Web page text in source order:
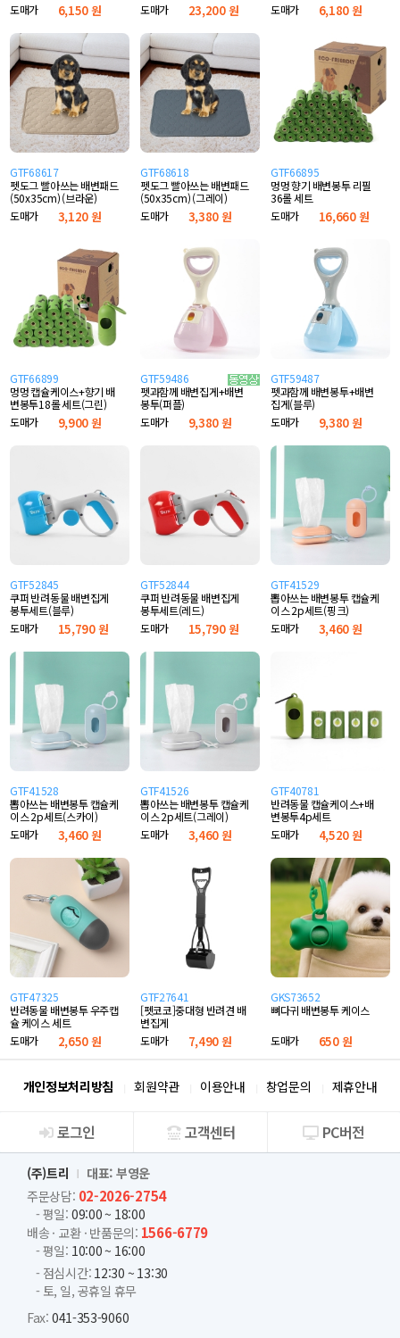
도매가
6,150 원
도매가
23,200 원
도매가
6,180 원
GTF68617
펫도그 빨아쓰는 배변패드
(50x35cm) (브라운)
도매가
3,120 원
GTF68618
펫도그 빨아쓰는 배변패드
(50x35cm) (그레이)
도매가
3,380 원
GTF66895
멍멍 향기 배변봉투 리필
36롤 세트
도매가
16,660 원
GTF66899
멍멍 캡슐케이스+향기 배
변봉투18롤 세트(그린)
도매가
9,900 원
GTF59486
펫과함께 배변집게+배변
봉투(퍼플)
도매가
9,380 원
GTF59487
펫과함께 배변봉투+배변
집게(블루)
도매가
9,380 원
GTF52845
쿠퍼 반려동물 배변집게
봉투세트(블루)
도매가
15,790 원
GTF52844
쿠퍼 반려동물 배변집게
봉투세트(레드)
도매가
15,790 원
GTF41529
뽑아쓰는 배변봉투 캡슐케
이스 2p세트(핑크)
도매가
3,460 원
GTF41528
뽑아쓰는 배변봉투 캡슐케
이스 2p세트(스카이)
도매가
3,460 원
GTF41526
뽑아쓰는 배변봉투 캡슐케
이스 2p세트(그레이)
도매가
3,460 원
GTF40781
반려동물 캡슐케이스+배
변봉투4p세트
도매가
4,520 원
GTF47325
반려동물 배변봉투 우주캡
슐 케이스 세트
도매가
2,650 원
GTF27641
[펫코코]중대형 반려견 배
변집게
도매가
7,490 원
GKS73652
뼈다귀 배변봉투 케이스
도매가
650 원
개인정보처리방침 회원약관 이용안내 창업문의 제휴안내
회사소개
로그인 고객센터 PC버전
(주)트리
대표: 부영운
주문상담: 02-2026-2754
- 평일: 09:00 ~ 18:00
배송 · 교환 · 반품문의: 1566-6779
- 평일: 10:00 ~ 16:00
- 점심시간: 12:30 ~ 13:30
- 토, 일, 공휴일 휴무
Fax: 041-353-9060